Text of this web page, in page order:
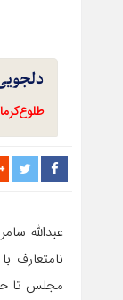
عبدالله
نامتعارف
مجلس تا